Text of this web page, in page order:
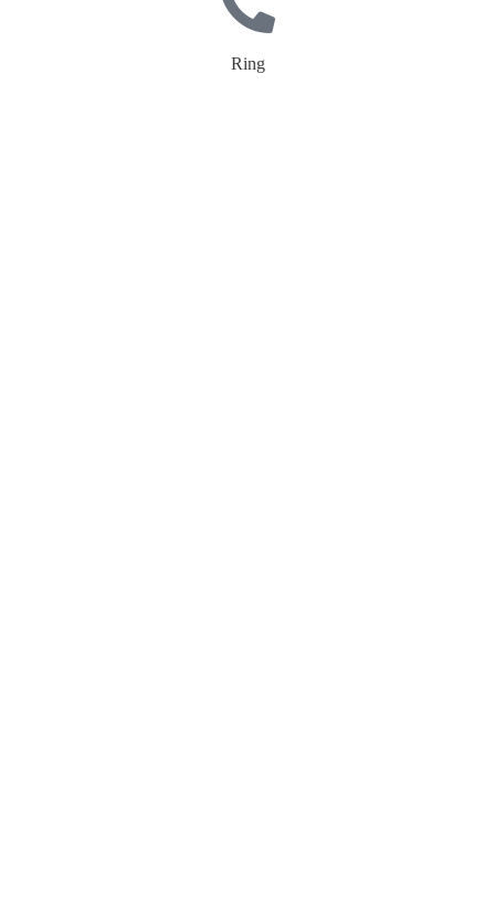
Ring